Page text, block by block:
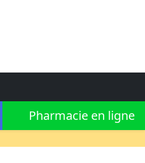
Pharmacie en ligne